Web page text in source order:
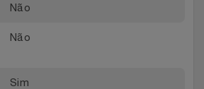
Não
Não
Sim